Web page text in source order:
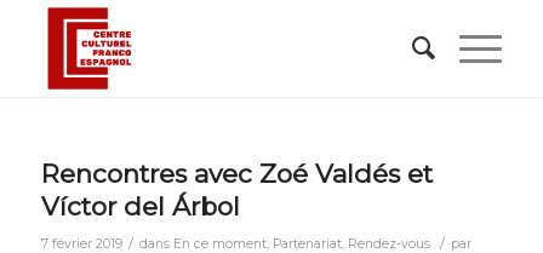
Rencontres avec Zoé Valdés et
Víctor del Árbol
7 février 2019 / dans En ce moment, Partenariat, Rendez-vous / par